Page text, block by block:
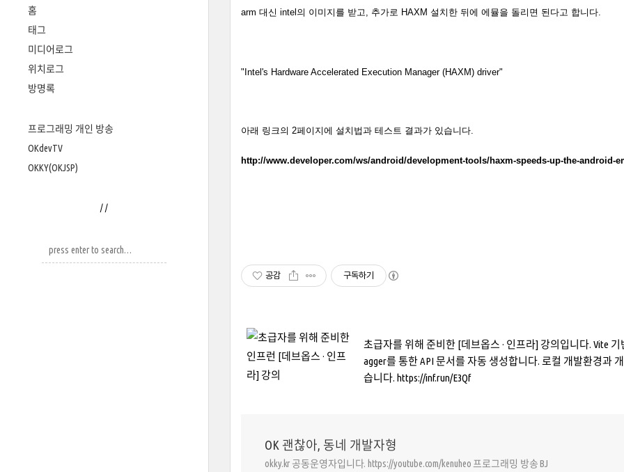
홈
태그
미디어로그
위치로그
방명록
프로그래밍 개인 방송
OKdevTV
OKKY(OKJSP)
/ /
arm 대신 intel의 이미지를 받고, 추가로 HAXM 설치한 뒤에 에뮬을 돌리면 된다고 합니다.
"Intel's Hardware Accelerated Execution Manager (HAXM) driver"
아래 링크의 2페이지에 설치법과 테스트 결과가 있습니다.
http://www.developer.com/ws/android/development-tools/haxm-speeds-up-the-android-
공감 구독하기
초급자를 위해 준비한 [데브옵스 · 인프라] 강의입니다. Vite
agger를 통한 API 문서를 자동 생성합니다. 로컬 개발환경과
습니다. https://inf.run/E3Qf
OK 괜찮아, 동네 개발자형
okky.kr 공동운영자입니다. https://youtube.com/kenuheo 프로그래밍 방송 BJ